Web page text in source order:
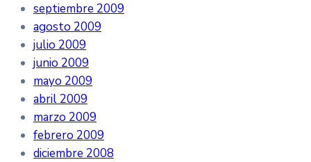
septiembre 2009
agosto 2009
julio 2009
junio 2009
mayo 2009
abril 2009
marzo 2009
febrero 2009
diciembre 2008